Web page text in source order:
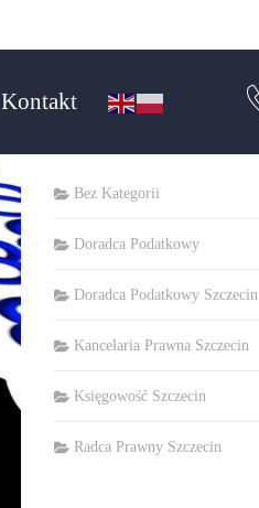
Kontakt
Bez Kategorii
Doradca Podatkowy
Doradca Podatkowy Szczecin
Kancelaria Prawna Szczecin
Księgowość Szczecin
Radca Prawny Szczecin